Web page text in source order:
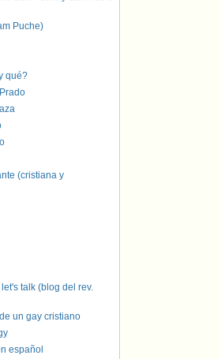
Puche)
qué?
(cristiana y
let's talk (blog del rev.
un gay cristiano
español